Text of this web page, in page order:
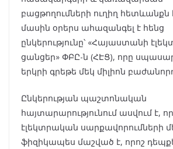
բացթողումների ուղիղ հետևանքն
մասին օրերս ահազանգել է հենց
ընկերությունը՝ «Հայաստանի
ցանցեր» ՓԲԸ-ն (ՀԷՑ), որը
երկրի գրեթե մեկ միլիոն
Ընկերության պաշտոնական
հայտարարությունում ասվում է,
էլեկտրական սարքավորումների
ֆիզիկապես մաշված է, որոշ